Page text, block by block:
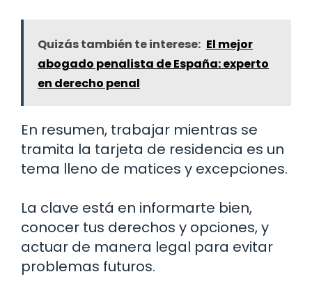
Quizás también te interese: El mejor
abogado penalista de España: experto
en derecho penal
En resumen, trabajar mientras se
tramita la tarjeta de residencia es un
tema lleno de matices y excepciones.
La clave está en informarte bien,
conocer tus derechos y opciones, y
actuar de manera legal para evitar
problemas futuros.